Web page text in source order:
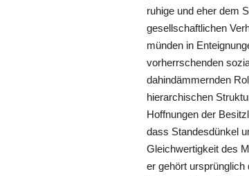
ruhige und eher dem
gesellschaftlichen
münden in
vorherrschenden
dahindämmernden
hierarchischen
Hoffnungen der
dass Standesdünkel
Gleichwertigkeit des
er gehört ursprünglich